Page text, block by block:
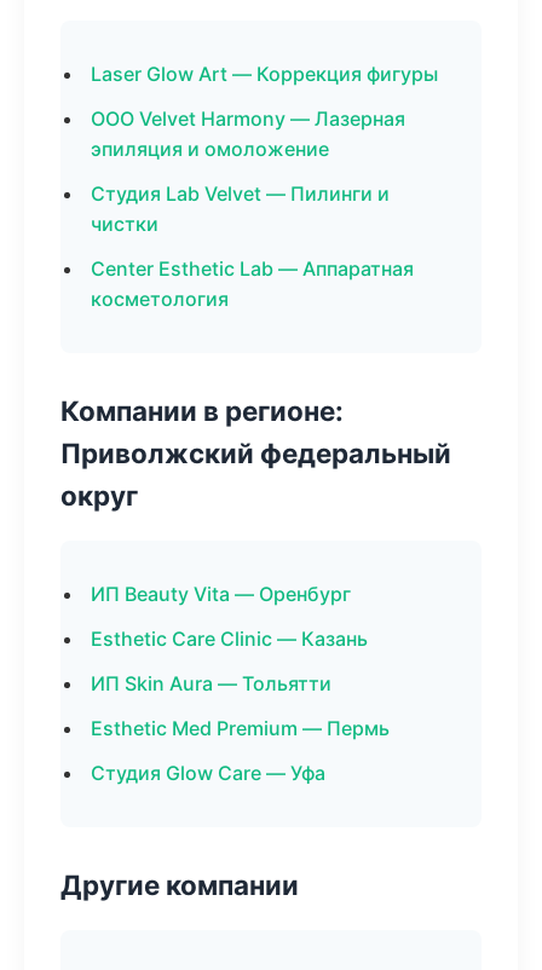
Laser Glow Art — Коррекция фигуры
ООО Velvet Harmony — Лазерная
эпиляция и омоложение
Студия Lab Velvet — Пилинги и
чистки
Center Esthetic Lab — Аппаратная
косметология
Компании в регионе:
Приволжский федеральный
округ
ИП Beauty Vita — Оренбург
Esthetic Care Clinic — Казань
ИП Skin Aura — Тольятти
Esthetic Med Premium — Пермь
Студия Glow Care — Уфа
Другие компании